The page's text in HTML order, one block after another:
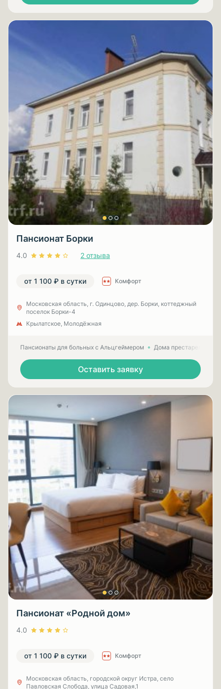
Пансионат Борки
4.0 2 отзыва
от 1 100 ₽ в сутки Комфорт
Московская область, г. Одинцово, дер. Борки, коттеджный
поселок Борки-4
Крылатское, Молодёжная
Пансионаты для больных с Альцгеймером Дома престарелых
Оставить заявку
Пансионат «Родной дом»
4.0
от 1 100 ₽ в сутки Комфорт
Московская область, городской округ Истра, село
Павловская Слобода, улица Садовая,1